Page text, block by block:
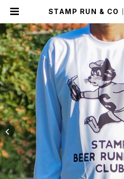
STAMP RUN & CO
RUNNING CLUB） |
int